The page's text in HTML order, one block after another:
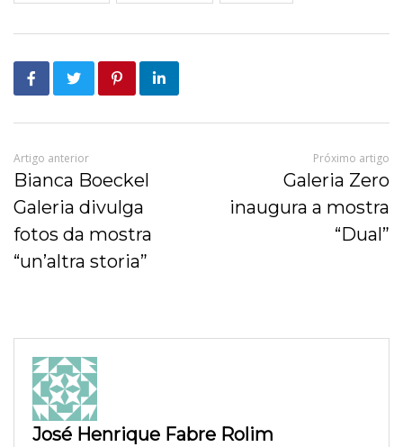
Artigo anterior
Bianca Boeckel
Galeria divulga
fotos da mostra
“unʼaltra storia”
Próximo artigo
Galeria Zero
inaugura a mostra
“Dual”
José Henrique Fabre Rolim